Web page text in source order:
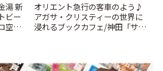
湯 新
ビー
空間
オリエント急行の客車のよう♪
アガサ・クリスティーの世界に
浸れるブックカフェ/神田「サロ